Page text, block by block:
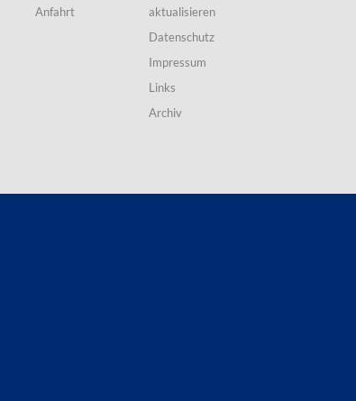
Anfahrt
aktualisieren
Datenschutz
Impressum
Links
Archiv